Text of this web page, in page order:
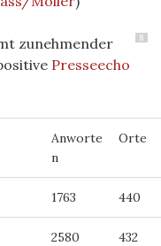
8
zunehmender
Presseecho
Anworte
n
Orte
1763 440
2580 432